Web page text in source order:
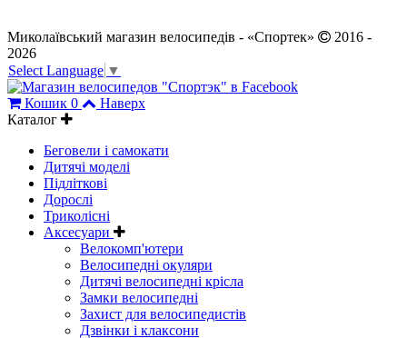
Миколаївський магазин велосипедів - «Спортек»
2016 -
2026
Select Language ▼
Кошик 0
Наверх
Каталог
Беговели і самокати
Дитячі моделі
Підліткові
Дорослі
Триколісні
Аксесуари
Велокомп'ютери
Велосипедні окуляри
Дитячі велосипедні крісла
Замки велосипедні
Захист для велосипедистів
Дзвінки і клаксони